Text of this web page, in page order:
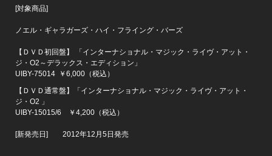
[対象商品]
ノエル・ギャラガーズ・ハイ・フライング・バーズ
【ＤＶＤ初回盤】 「インターナショナル・マジック・ライヴ・アット・
ジ・O2～デラックス・エディション」
UIBY-75014 ￥6,000（税込）
【ＤＶＤ通常盤】「インターナショナル・マジック・ライヴ・アット・
ジ・O2 」
UIBY-15015/6 ￥4,200（税込）
[新発売日] 2012年12月5日発売